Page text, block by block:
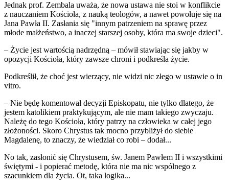
Jednak prof. Zembala uważa, że nowa ustawa nie stoi w konflikcie
z nauczaniem Kościoła, z nauką teologów, a nawet powołuje się na
Jana Pawła II. Zasłania się "innym patrzeniem na sprawę przez
młode małżeństwo, a inaczej starszej osoby, która ma swoje dzieci".
– Życie jest wartością nadrzędną – mówił stawiając się jakby w
opozycji Kościoła, który zawsze chroni i podkreśla życie.
Podkreślił, że choć jest wierzący, nie widzi nic złego w ustawie o in
vitro.
– Nie będę komentował decyzji Episkopatu, nie tylko dlatego, że
jestem katolikiem praktykującym, ale nie mam takiego zwyczaju.
Należę do tego Kościoła, który patrzy na człowieka w całej jego
złożoności. Skoro Chrystus tak mocno przybliżył do siebie
Magdalenę, to znaczy, że wiedział co robi – dodał...
No tak, zasłonić się Chrystusem, św. Janem Pawłem II i wszystkimi
świętymi - i popierać metodę, która nie ma nic wspólnego z
szacunkiem dla życia. Ot, taka logika...